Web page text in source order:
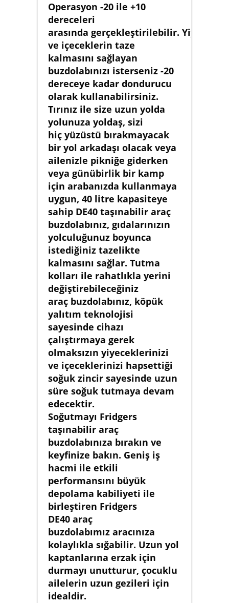
Operasyon -20 ile +10
dereceleri
arasında gerçekleştirilebilir. Yiyecek
ve içeceklerin taze
kalmasını sağlayan
buzdolabınızı isterseniz -20
dereceye kadar dondurucu
olarak kullanabilirsiniz.
Tırınız ile size uzun yolda
yolunuza yoldaş, sizi
hiç yüzüstü bırakmayacak
bir yol arkadaşı olacak veya
ailenizle pikniğe giderken
veya günübirlik bir kamp
için arabanızda kullanmaya
uygun, 40 litre kapasiteye
sahip DE40 taşınabilir araç
buzdolabınız, gıdalarınızın
yolculuğunuz boyunca
istediğiniz tazelikte
kalmasını sağlar. Tutma
kolları ile rahatlıkla yerini
değiştirebileceğiniz
araç buzdolabınız, köpük
yalıtım teknolojisi
sayesinde cihazı
çalıştırmaya gerek
olmaksızın yiyeceklerinizi
ve içeceklerinizi hapsettiği
soğuk zincir sayesinde uzun
süre soğuk tutmaya devam
edecektir.
Soğutmayı Fridgers
taşınabilir araç
buzdolabınıza bırakın ve
keyfinize bakın. Geniş iş
hacmi ile etkili
performansını büyük
depolama kabiliyeti ile
birleştiren Fridgers
DE40 araç
buzdolabımız aracınıza
kolaylıkla sığabilir. Uzun yol
kaptanlarına erzak için
durmayı unutturur, çocuklu
ailelerin uzun gezileri için
idealdir.